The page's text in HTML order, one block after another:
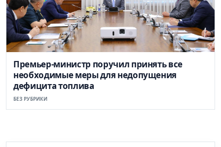
Премьер-министр поручил принять все
необходимые меры для недопущения
дефицита топлива
БЕЗ РУБРИКИ